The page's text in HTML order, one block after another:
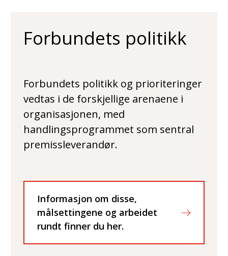
Forbundets politikk
Forbundets politikk og prioriteringer
vedtas i de forskjellige arenaene i
organisasjonen, med
handlingsprogrammet som sentral
premissleverandør.
Informasjon om disse,
målsettingene og arbeidet
rundt finner du her.